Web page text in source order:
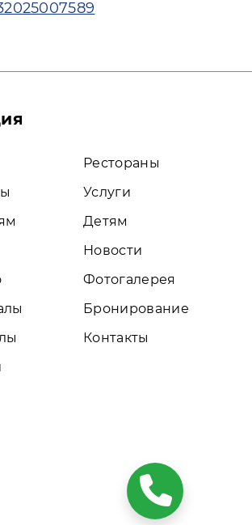
Рестораны
Услуги
Детям
Новости
Фотогалерея
Бронирование
Контакты